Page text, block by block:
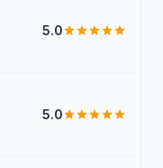
5.0
5.0